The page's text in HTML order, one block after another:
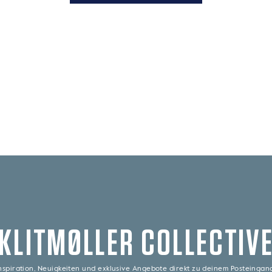
Neuigkeiten und exklusive Angebote direkt zu deinem